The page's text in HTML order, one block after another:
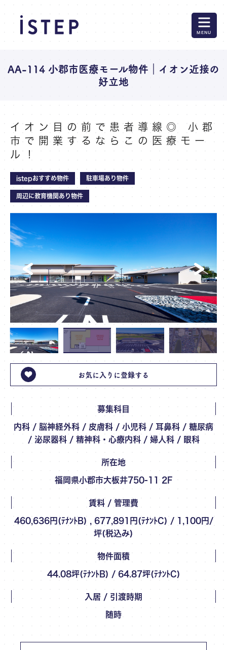
MENU
AA-114 小郡市医療モール物件｜イオン近接の
好立地
イオン目の前で患者導線◎ 小郡
市で開業するならこの医療モー
ル！
istepおすすめ物件 駐車場あり物件
周辺に教育機関あり物件
お気に入りに登録する
募集科目
内科 / 脳神経外科 / 皮膚科 / 小児科 / 耳鼻科 / 糖尿病
/ 泌尿器科 / 精神科・心療内科 / 婦人科 / 眼科
所在地
福岡県小郡市大板井750-11 2F
賃料 / 管理費
460,636円(ﾃﾅﾝﾄB) , 677,891円(ﾃﾅﾝﾄC) / 1,100円/
坪(税込み)
物件面積
44.08坪(ﾃﾅﾝﾄB) / 64.87坪(ﾃﾅﾝﾄC)
入居 / 引渡時期
随時